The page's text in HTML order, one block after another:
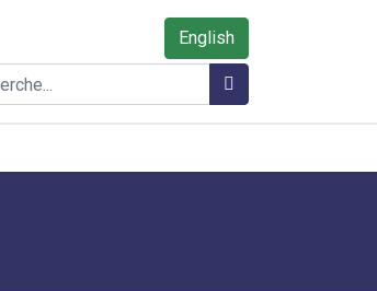
English